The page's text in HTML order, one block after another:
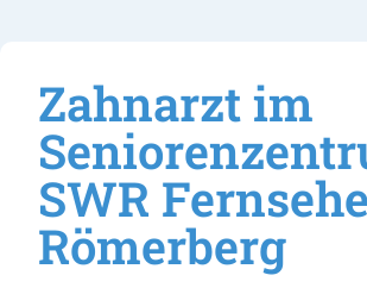
Zahnarzt im
SWR
Römerberg